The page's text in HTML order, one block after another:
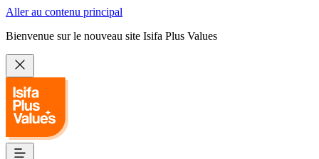
Aller au contenu principal
Bienvenue sur le nouveau site Isifa Plus Values